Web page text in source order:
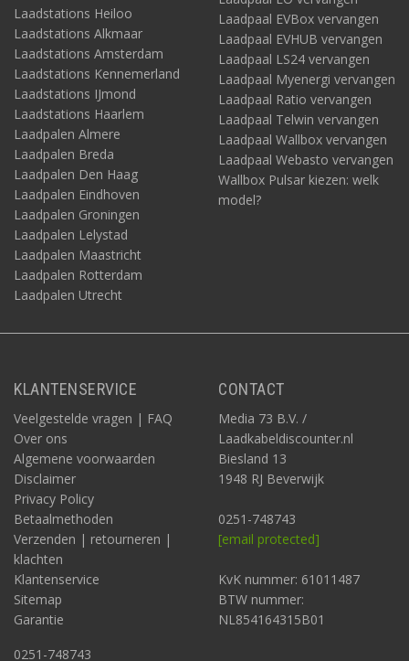
Laadstations Heiloo
Laadstations Alkmaar
Laadstations Amsterdam
Laadstations Kennemerland
Laadstations IJmond
Laadstations Haarlem
Laadpalen Almere
Laadpalen Breda
Laadpalen Den Haag
Laadpalen Eindhoven
Laadpalen Groningen
Laadpalen Lelystad
Laadpalen Maastricht
Laadpalen Rotterdam
Laadpalen Utrecht
Laadpaal EVBox vervangen
Laadpaal EVHUB vervangen
Laadpaal LS24 vervangen
Laadpaal Myenergi vervangen
Laadpaal Ratio vervangen
Laadpaal Telwin vervangen
Laadpaal Wallbox vervangen
Laadpaal Webasto vervangen
Wallbox Pulsar kiezen: welk
model?
KLANTENSERVICE
Veelgestelde vragen | FAQ
Over ons
Algemene voorwaarden
Disclaimer
Privacy Policy
Betaalmethoden
Verzenden | retourneren |
klachten
Klantenservice
Sitemap
Garantie
0251-748743
CONTACT
Media 73 B.V. /
Laadkabeldiscounter.nl
Biesland 13
1948 RJ Beverwijk
0251-748743
[email protected]
KvK nummer: 61011487
BTW nummer:
NL854164315B01